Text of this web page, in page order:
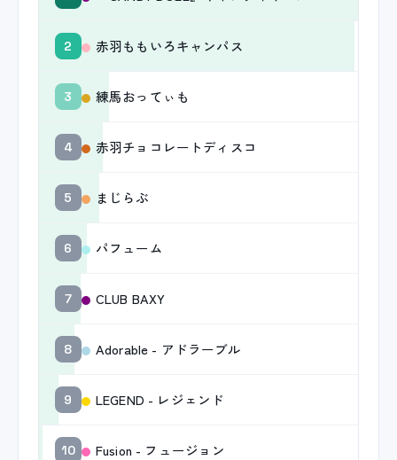
2 赤羽ももいろキャンパス
3 練馬おってぃも
4 赤羽チョコレートディスコ
5 まじらぶ
6 パフューム
7 CLUB BAXY
8 Adorable - アドラーブル
9 LEGEND - レジェンド
10 Fusion - フュージョン